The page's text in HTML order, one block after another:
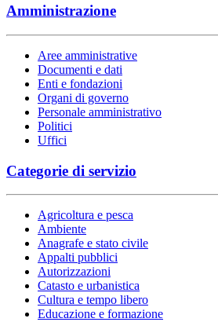
Amministrazione
Aree amministrative
Documenti e dati
Enti e fondazioni
Organi di governo
Personale amministrativo
Politici
Uffici
Categorie di servizio
Agricoltura e pesca
Ambiente
Anagrafe e stato civile
Appalti pubblici
Autorizzazioni
Catasto e urbanistica
Cultura e tempo libero
Educazione e formazione